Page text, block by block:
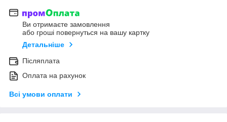
Ви отримаєте замовлення
або гроші повернуться на вашу картку
Детальніше
Післяплата
Оплата на рахунок
Всі умови оплати